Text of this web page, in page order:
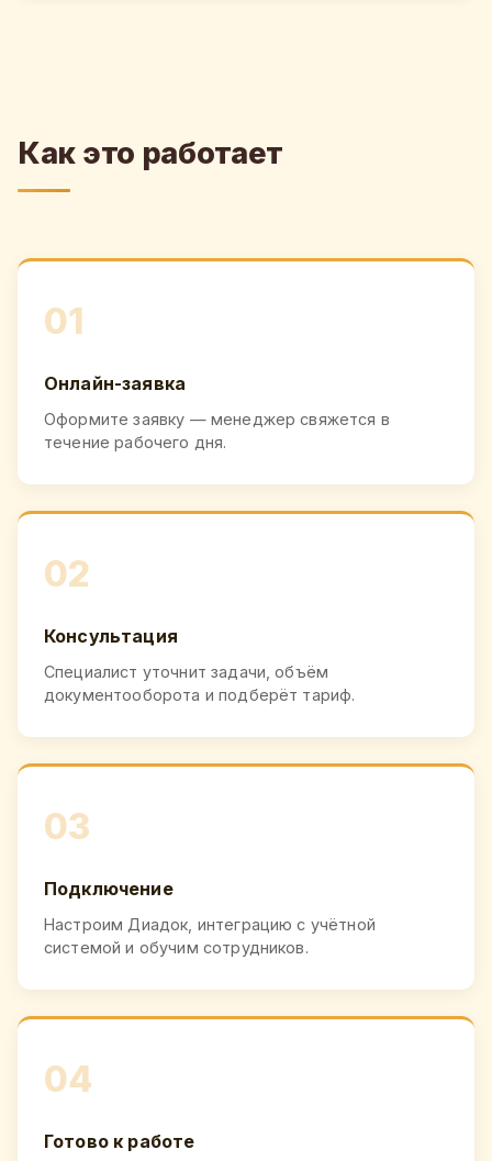
Как это работает
01
Онлайн-заявка
Оформите заявку — менеджер свяжется в
течение рабочего дня.
02
Консультация
Специалист уточнит задачи, объём
документооборота и подберёт тариф.
03
Подключение
Настроим Диадок, интеграцию с учётной
системой и обучим сотрудников.
04
Готово к работе